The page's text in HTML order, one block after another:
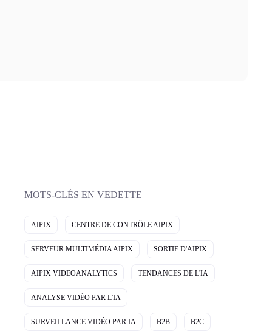
MOTS-CLÉS EN VEDETTE
AIPIX CENTRE DE CONTRÔLE AIPIX
SERVEUR MULTIMÉDIA AIPIX SORTIE D'AIPIX
AIPIX VIDEOANALYTICS TENDANCES DE L'IA
ANALYSE VIDÉO PAR L'IA
SURVEILLANCE VIDÉO PAR IA B2B B2C